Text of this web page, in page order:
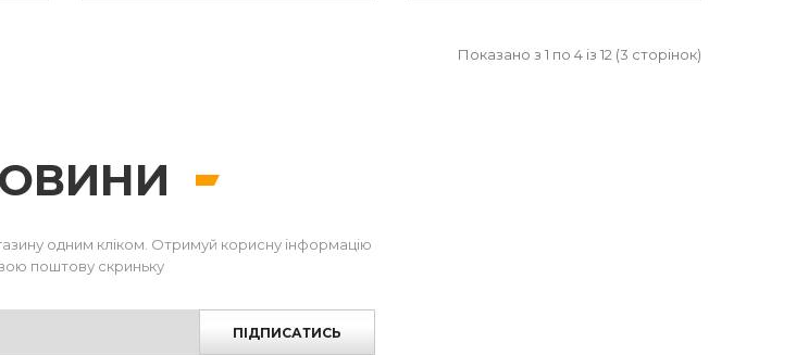
Показано з 1 по 4 із 12 (3 сторінок)
одним кліком. Отримуй корисну інформацію
поштову скриньку
ПІДПИСАТИСЬ